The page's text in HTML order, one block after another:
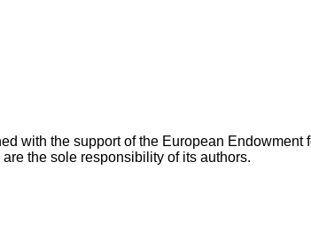
with the support of the European
the sole responsibility of its authors.